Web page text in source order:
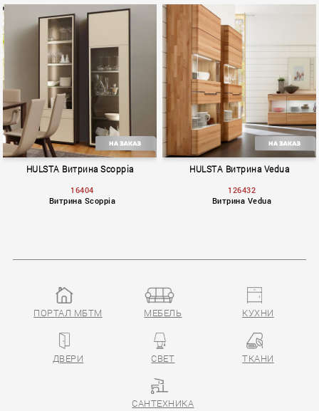
Nuria
Scoppia
HULSTA Витрина Scoppia
16404
Витрина Scoppia
HULSTA Витрина Vedua
126432
Витрина Vedua
ПОРТАЛ МБТМ МЕБЕЛЬ КУХНИ
ДВЕРИ СВЕТ ТКАНИ
САНТЕХНИКА